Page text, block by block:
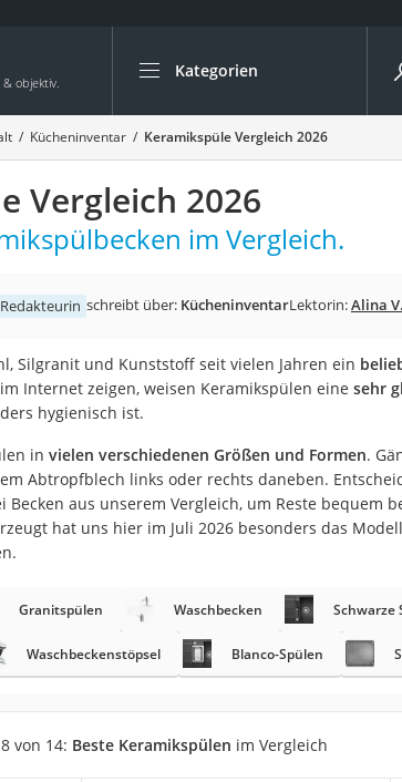
Kategorien
Die beliebtesten Vergleiche nach
Haushalt
Wassersprudler
Zentralstaubsauger
Brotbackautomat
Wäschespinne
Spülmaschinentabs
Akku-Staubsauger
AEG-Waschmaschine
Saug-Wisch-Roboter
Kondenstrockner
Reiskocher
Ecovacs-Saugroboter
Kücheninventar Keramikspüle Vergleich 2026
Vergleich 2026
im Vergleich.
Redakteurin schreibt über: KücheninventarLektorin:Alina V.
Silgranit und Kunststoff seit vielen Jahren ein
Internet zeigen, weisen Keramikspülen eine sehr
hygienisch ist.
in vielen verschiedenen Größen und Formen.
Abtropfblech links oder rechts daneben.
aus unserem Vergleich, um Reste bequem
hat uns hier im Juli 2026 besonders das Modell
Granitspülen Waschbecken Schwarze
Waschbeckenstöpsel Blanco-Spülen
von 14: Beste Keramikspülen im Vergleich